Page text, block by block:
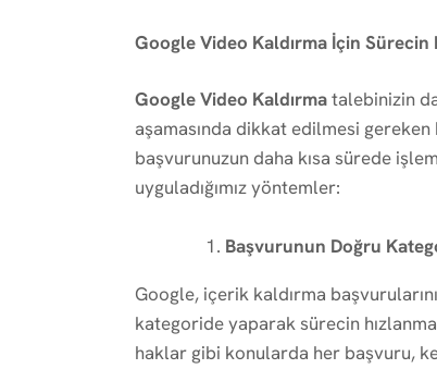
Google Video Kaldırma İçin Sürecin
Google Video Kaldırmatalebinizin
aşamasında dikkat edilmesi gereken
başvurunuzun daha kısa sürede
uyguladığımız yöntemler:
Başvurunun Doğru
Google, içerik kaldırma
kategoride yaparak sürecin
haklar gibi konularda her başvuru,